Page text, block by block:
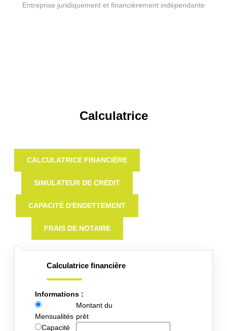
Entreprise juridiquement et financièrement indépendante
Calculatrice
CALCULATRICE FINANCIÈRE
SIMULATEUR DE CRÉDIT
CAPACITÉ D'ENDETTEMENT
FRAIS DE NOTAIRE